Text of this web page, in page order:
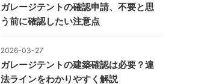
ガレージテントの確認申請、不要と思
う前に確認したい注意点
ガレージテントの建築確認は必要？違
法ラインをわかりやすく解説
2026-03-27